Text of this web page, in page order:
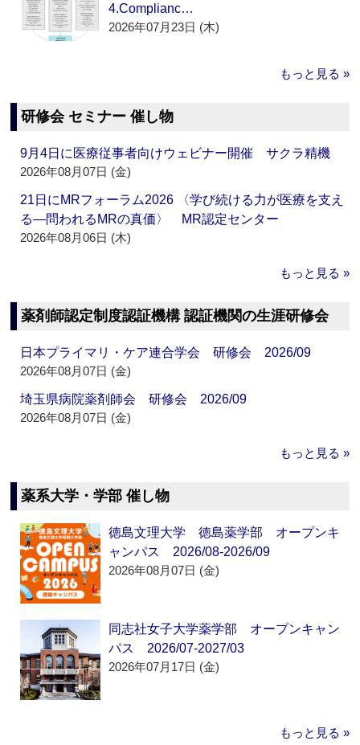
4.Complianc…
2026年07月23日 (木)
もっと見る »
研修会 セミナー 催し物
9月4日に医療従事者向けウェビナー開催 サクラ精機
2026年08月07日 (金)
21日にMRフォーラム2026 〈学び続ける力が医療を支え
る―問われるMRの真価〉 MR認定センター
2026年08月06日 (木)
もっと見る »
薬剤師認定制度認証機構 認証機関の生涯研修会
日本プライマリ・ケア連合学会 研修会 2026/09
2026年08月07日 (金)
埼玉県病院薬剤師会 研修会 2026/09
2026年08月07日 (金)
もっと見る »
薬系大学・学部 催し物
徳島文理大学 徳島薬学部 オープンキ
ャンパス 2026/08-2026/09
2026年08月07日 (金)
同志社女子大学薬学部 オープンキャン
パス 2026/07-2027/03
2026年07月17日 (金)
もっと見る »